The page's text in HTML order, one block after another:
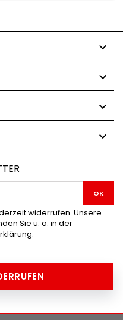




widerrufen. Unsere
Sie u. a. in der